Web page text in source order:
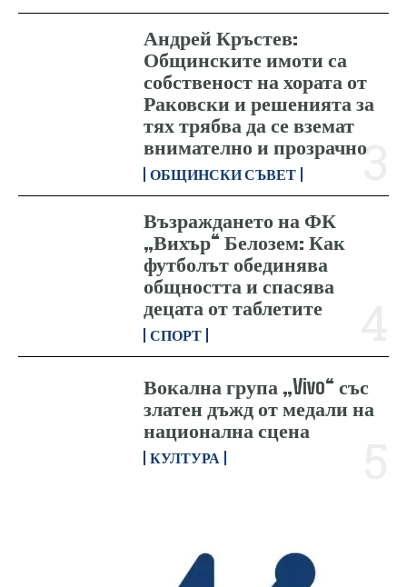
Андрей Кръстев:
Общинските имоти са
собственост на хората от
Раковски и решенията за
тях трябва да се вземат
внимателно и прозрачно
ОБЩИНСКИ СЪВЕТ
Възраждането на ФК
„Вихър“ Белозем: Как
футболът обединява
общността и спасява
децата от таблетите
СПОРТ
Вокална група „Vivo“ със
златен дъжд от медали на
национална сцена
КУЛТУРА